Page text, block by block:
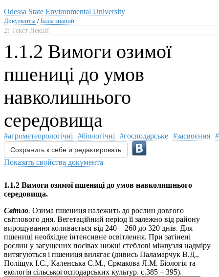
Odessa State Environmental University
Документы / Базы знаний
2) Текст Лекції
1.1.2 Вимоги озимої
пшениці до умов
навколишнього
середовища
#агрометеорологічні #біологічні #господарське #засвоєння
Сохранить к себе и редактировать
Показать свойства документа
1.1.2 Вимоги озимої пшениці до умов навколишнього
середовища.
Світло. Озима пшениця належить до рослин довгого
світлового дня. Вегетаційний період її залежно від району
вирощування коливається від 240 – 260 до 320 днів. Для
пшениці необхідне інтенсивне освітлення. При затінені
рослин у загущених посівах нижні стеблові міжвузля надміру
витягуються і пшениця вилягає (дивись Паламарчук В.Д.,
Поліщук І.С., Каленська С.М., Єрмакова Л.М. Біологія та
екологія сільськогосподарських культур. с.385 – 395).